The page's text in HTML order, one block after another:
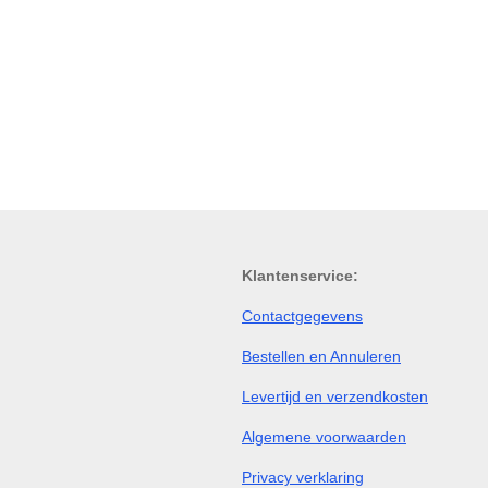
Klantenservice:
Contactgegevens
Bestellen en Annuleren
Levertijd en verzendkosten
Algemene voorwaarden
Privacy verklaring